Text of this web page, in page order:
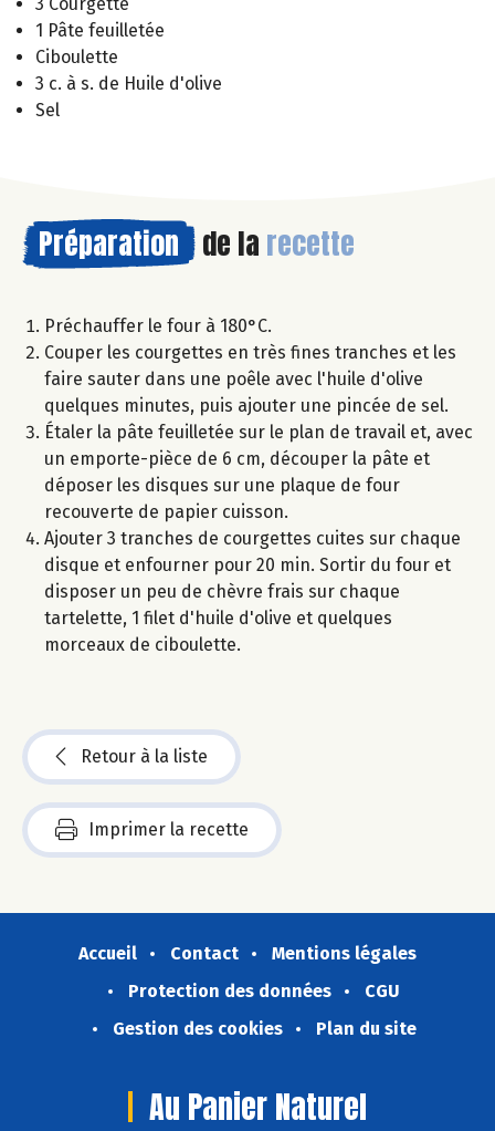
1 Pâte feuilletée
Ciboulette
3 c. à s. de Huile d'olive
Sel
Préparation de la recette
Préchauffer le four à 180°C.
Couper les courgettes en très fines tranches et les
faire sauter dans une poêle avec l'huile d'olive
quelques minutes, puis ajouter une pincée de sel.
Étaler la pâte feuilletée sur le plan de travail et, avec
un emporte-pièce de 6 cm, découper la pâte et
déposer les disques sur une plaque de four
recouverte de papier cuisson.
Ajouter 3 tranches de courgettes cuites sur chaque
disque et enfourner pour 20 min. Sortir du four et
disposer un peu de chèvre frais sur chaque
tartelette, 1 filet d'huile d'olive et quelques
morceaux de ciboulette.
Retour à la liste
Imprimer la recette
Accueil Contact
Mentions légales
Protection des données
CGU
Gestion des cookies
Plan du site
Au Panier Naturel